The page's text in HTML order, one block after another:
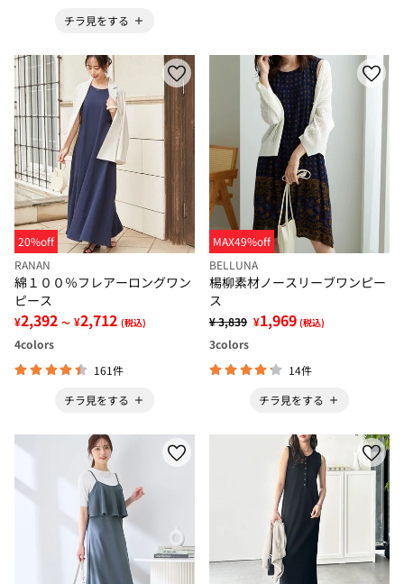
チラ見をする
20%off
RANAN
綿１００％フレアーロングワン
ピース
¥2,392 ～ ¥2,712 (税込)
4colors
161件
チラ見をする
MAX49%off
BELLUNA
楊柳素材ノースリーブワンピー
ス
¥ 3,839 ¥1,969 (税込)
3colors
14件
チラ見をする